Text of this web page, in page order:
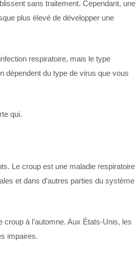
sans traitement. Cependant, une
plus élevé de développer une
respiratoire, mais le type
dépendent du type de virus que vous
qui.
Le croup est une maladie respiratoire
et dans d’autres parties du système
croup à l’automne. Aux États-Unis, les
impaires.